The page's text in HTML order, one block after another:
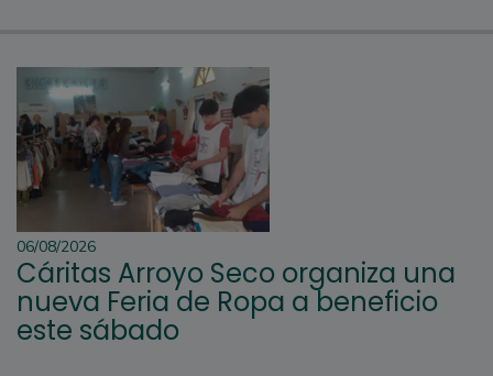
06/08/2026
Cáritas Arroyo Seco organiza una
nueva Feria de Ropa a beneficio
este sábado